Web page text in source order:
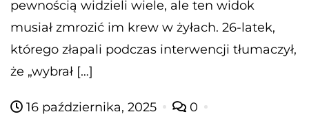
pewnością widzieli wiele, ale ten widok
musiał zmrozić im krew w żyłach. 26-latek,
którego złapali podczas interwencji tłumaczył,
że „wybrał […]
16 października, 2025 0